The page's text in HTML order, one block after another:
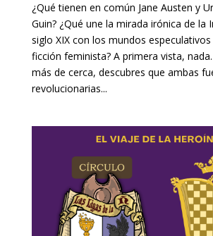
¿Qué tienen en común Jane Austen y
Guin? ¿Qué une la mirada irónica de la
siglo XIX con los mundos
ficción feminista? A primera vista,
más de cerca, descubres que ambas
revolucionarias...